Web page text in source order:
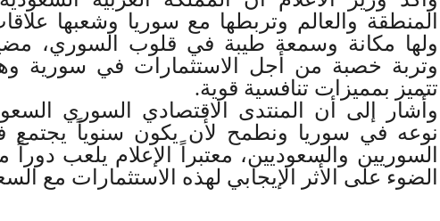
المنطقة والعالم وتربطها مع سوريا وشعبها
ولها مكانة وسمعة طيبة في قلوب السوري،
وتربة خصبة من أجل الاستثمارات في سورية
تتميز بمميزات تنافسية قوية.
وأشار إلى أن المنتدى الاقتصادي السوري
نوعه في سوريا ونطمح لأن يكون سنوياً يجتمع
السوريين والسعوديين، معتبراً الإعلام يلعب
الضوء على الأثر الإيجابي لهذه الاستثمارات مع